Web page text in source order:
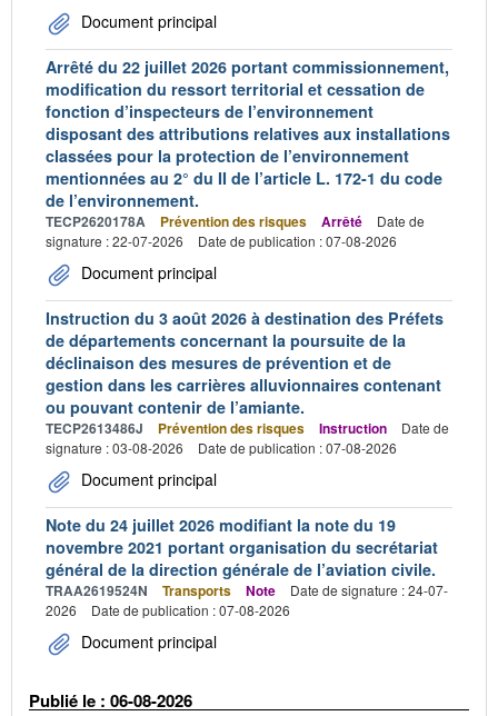
Document principal
Arrêté du 22 juillet 2026 portant commissionnement,
modification du ressort territorial et cessation de
fonction d’inspecteurs de l’environnement
disposant des attributions relatives aux installations
classées pour la protection de l’environnement
mentionnées au 2° du II de l’article L. 172-1 du code
de l’environnement.
TECP2620178A Prévention des risques Arrêté
Date de
signature : 22-07-2026
Date de publication : 07-08-2026
Document principal
Instruction du 3 août 2026 à destination des Préfets
de départements concernant la poursuite de la
déclinaison des mesures de prévention et de
gestion dans les carrières alluvionnaires contenant
ou pouvant contenir de l’amiante.
TECP2613486J Prévention des risques Instruction
Date de
signature : 03-08-2026
Date de publication : 07-08-2026
Document principal
Note du 24 juillet 2026 modifiant la note du 19
novembre 2021 portant organisation du secrétariat
général de la direction générale de l’aviation civile.
TRAA2619524N Transports Note
Date de signature : 24-07-
2026
Date de publication : 07-08-2026
Document principal
Publié le : 06-08-2026